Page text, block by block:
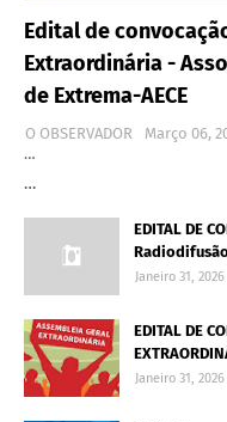
Edital de
Extraordinária -
de Extrema-AECE
O OBSERVADOR
Março 06,
…
…
EDITAL DE
Janeiro 31, 2026
EDITAL DE
Janeiro 31, 2026